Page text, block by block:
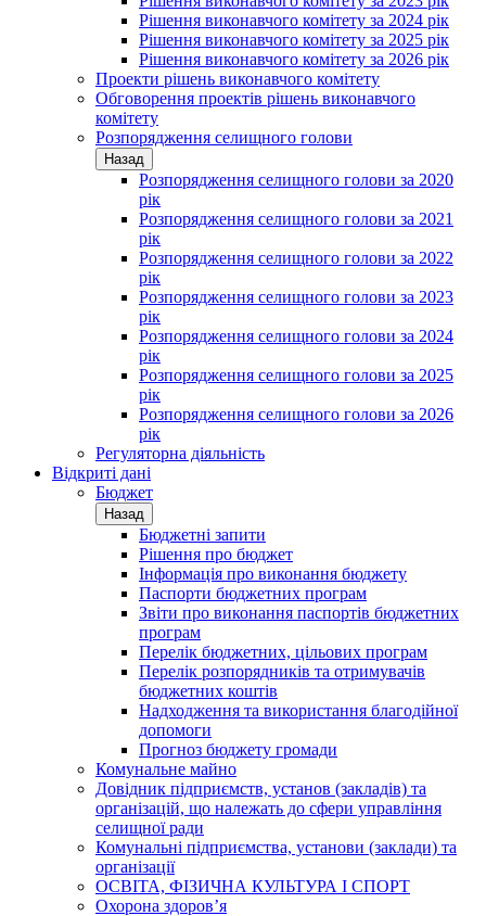
Рішення виконавчого комітету за 2024 рік
Рішення виконавчого комітету за 2025 рік
Рішення виконавчого комітету за 2026 рік
Проекти рішень виконавчого комітету
Обговорення проектів рішень виконавчого
комітету
Розпорядження селищного голови
Назад
Розпорядження селищного голови за 2020
рік
Розпорядження селищного голови за 2021
рік
Розпорядження селищного голови за 2022
рік
Розпорядження селищного голови за 2023
рік
Розпорядження селищного голови за 2024
рік
Розпорядження селищного голови за 2025
рік
Розпорядження селищного голови за 2026
рік
Регуляторна діяльність
Відкриті дані
Бюджет
Назад
Бюджетні запити
Рішення про бюджет
Інформація про виконання бюджету
Паспорти бюджетних програм
Звіти про виконання паспортів бюджетних
програм
Перелік бюджетних, цільових програм
Перелік розпорядників та отримувачів
бюджетних коштів
Надходження та використання благодійної
допомоги
Прогноз бюджету громади
Комунальне майно
Довідник підприємств, установ (закладів) та
організацій, що належать до сфери управління
селищної ради
Комунальні підприємства, установи (заклади) та
організації
ОСВІТА, ФІЗИЧНА КУЛЬТУРА І СПОРТ
Охорона здоров’я